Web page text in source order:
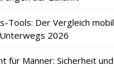
Tools: Der Vergleich
2026
für Männer: Sicherheit